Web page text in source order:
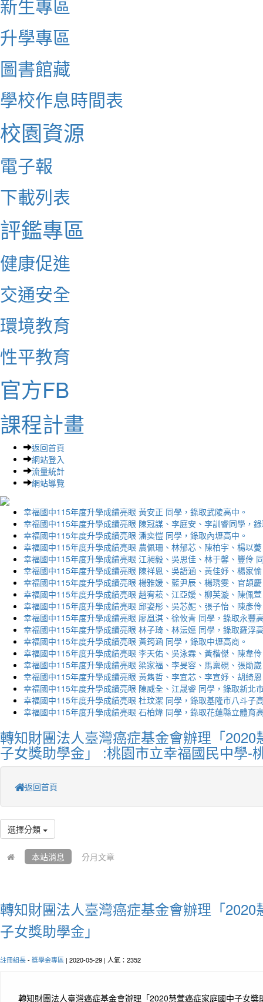
新生專區
升學專區
圖書館藏
學校作息時間表
校園資源
電子報
下載列表
評鑑專區
健康促進
交通安全
環境教育
性平教育
官方FB
課程計畫
返回首頁
網站登入
流量統計
網站導覽
幸福國中115年度升學成績亮眼 黃安正 同學，錄取武陵高中。
幸福國中115年度升學成績亮眼 陳冠謀、李庭安、李訓睿同學，
幸福國中115年度升學成績亮眼 潘奕愷 同學，錄取內壢高中。
幸福國中115年度升學成績亮眼 農佩珊、林郁芯、陳柏宇、楊以
幸福國中115年度升學成績亮眼 江昶毅、吳思佳、林于馨、豐伶
幸福國中115年度升學成績亮眼 陳祥恩、吳語涵、黃佳妤、楊家
幸福國中115年度升學成績亮眼 楊雅媛、藍尹辰、楊琇雯、官頡
幸福國中115年度升學成績亮眼 趙宥菘、江亞嬡、柳芙漩、陳佩
幸福國中115年度升學成績亮眼 邱姿彤、吳芯妮、張子怡、陳彥
幸福國中115年度升學成績亮眼 廖凰淇、徐攸青 同學，錄取永豐
幸福國中115年度升學成績亮眼 林子琦、林沄嬨 同學，錄取羅浮
幸福國中115年度升學成績亮眼 黃筠涵 同學，錄取中壢高商。
幸福國中115年度升學成績亮眼 李天佑、吳泳霖、黃楷傑、陳韋
幸福國中115年度升學成績亮眼 梁家福、李旻容、馬稟硯、張勛
幸福國中115年度升學成績亮眼 黃雋哲、李宜芯、李宣妤、胡綺
幸福國中115年度升學成績亮眼 陳威全、江晟睿 同學，錄取新北
幸福國中115年度升學成績亮眼 杜玟潔 同學，錄取基隆市八斗子
幸福國中115年度升學成績亮眼 石柏煒 同學，錄取花蓮縣立體育
轉知財團法人臺灣癌症基金會辦理「2020
子女獎助學金」 :桃園市立幸福國民中學-
返回首頁
選擇分類
本站消息 分月文章
轉知財團法人臺灣癌症基金會辦理「2020
子女獎助學金」
註冊組長- 獎學金專區 | 2020-05-29 | 人氣：2352
轉知財團法人臺灣癌症基金會辦理「2020慧萱癌症家庭國中子女